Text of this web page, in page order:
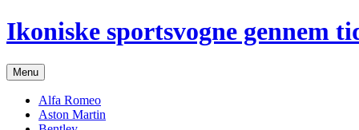
Hop
til
Ikoniske sportsvogne gennem
Menu
Alfa Romeo
Aston Martin